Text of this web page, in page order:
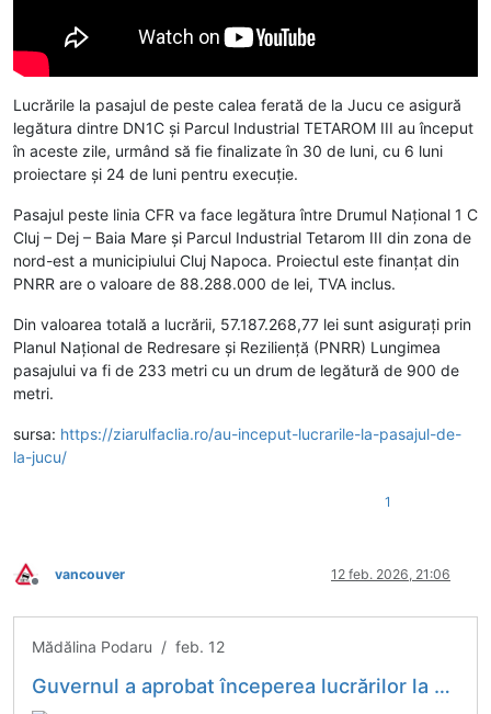
Lucrările la pasajul de peste calea ferată de la Jucu ce asigură
legătura dintre DN1C și Parcul Industrial TETAROM III au început
în aceste zile, urmând să fie finalizate în 30 de luni, cu 6 luni
proiectare și 24 de luni pentru execuție.
Pasajul peste linia CFR va face legătura între Drumul Național 1 C
Cluj – Dej – Baia Mare și Parcul Industrial Tetarom III din zona de
nord-est a municipiului Cluj Napoca. Proiectul este finanțat din
PNRR are o valoare de 88.288.000 de lei, TVA inclus.
Din valoarea totală a lucrării, 57.187.268,77 lei sunt asigurați prin
Planul Național de Redresare și Reziliență (PNRR) Lungimea
pasajului va fi de 233 metri cu un drum de legătură de 900 de
metri.
sursa: https://ziarulfaclia.ro/au-inceput-lucrarile-la-pasajul-de-
la-jucu/
1
Deconectat
vancouver 12 feb. 2026, 21:06
Mădălina Podaru / feb. 12
Guvernul a aprobat începerea lucrărilor la podul peste Prut în zona Albiţa-Leuşeni / Al doilea pod cu 4 benzi între România și Republica Moldova, după cel de la Ungheni, unde CNAIR a anunțat reluarea...